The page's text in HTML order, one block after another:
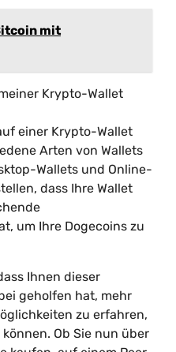
mit
Krypto-Wallet
einer Krypto-Wallet
Arten von Wallets
Wallets und Online-
dass Ihre Wallet
um Ihre Dogecoins zu
Ihnen dieser
geholfen hat, mehr
zu erfahren,
Ob Sie nun über